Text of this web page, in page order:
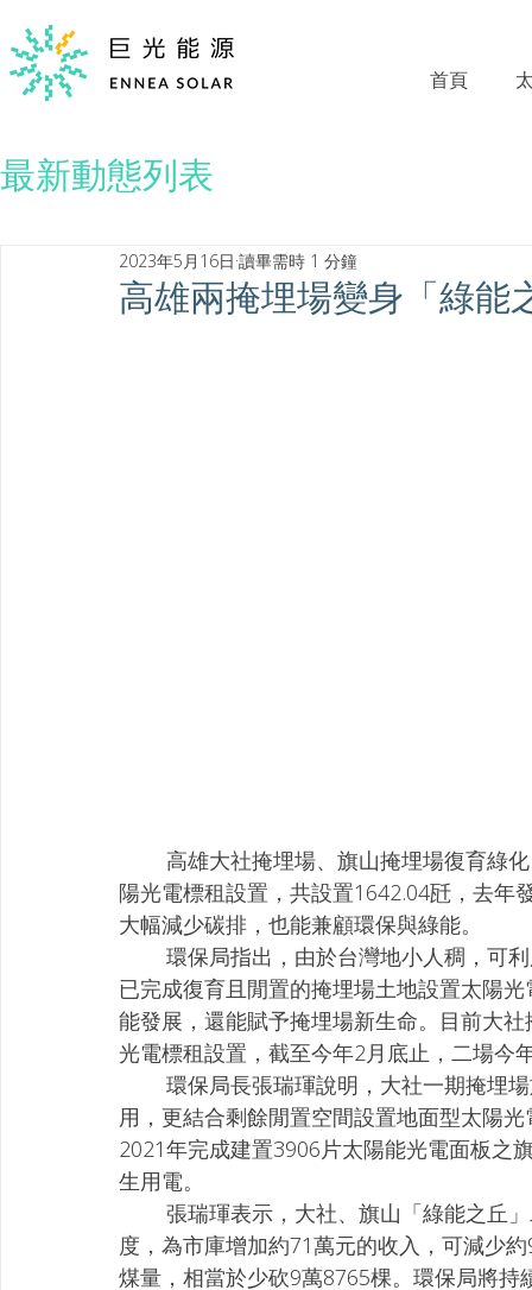
首頁
最新動態列表
高雄兩掩埋場變身「綠能
2023年5月16日 讀畢需時 1 分鐘
陽光電標租設置，共設置1642.04瓩，去年
大幅減少碳排，也能兼顧環保與綠能。
已完成復育且閒置的掩埋場土地設置太陽
能發展，還能賦予掩埋場新生命。目前大
光電標租設置，截至今年2月底止，二場今
用，更結合剩餘閒置空間設置地面型太陽
2021年完成建置3906片太陽能光電面板之
生用電。
度，為市庫增加約71萬元的收入，可減少
煤量，相當於少砍9萬8765棵。環保局將